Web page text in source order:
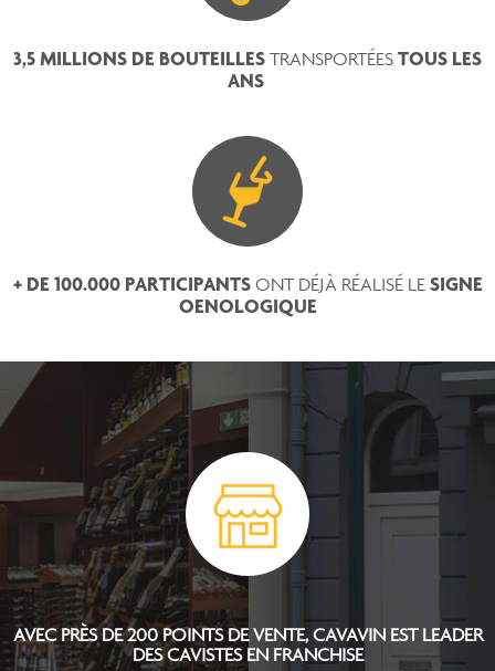
3,5 MILLIONS DE BOUTEILLES TRANSPORTÉES TOUS LES
ANS
+ DE 100.000 PARTICIPANTSONT DÉJÀ RÉALISÉ LE SIGNE
OENOLOGIQUE
AVEC PRÈS DE 200 POINTS DE VENTE, CAVAVIN ESTLEADER
DES CAVISTES EN FRANCHISE